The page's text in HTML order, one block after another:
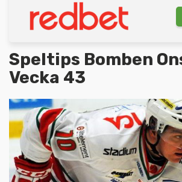
Speltips Bomben
Vecka 43